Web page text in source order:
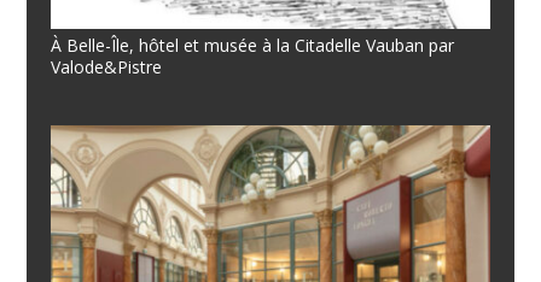
À Belle-Île, hôtel et musée à la Citadelle Vauban par
Valode&Pistre